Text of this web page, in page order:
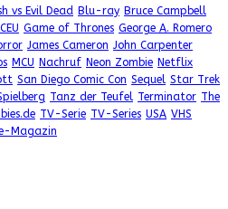
vs Evil Dead Blu-ray Bruce Campbell
Game of Thrones George A. Romero
James Cameron John Carpenter
MCU Nachruf Neon Zombie Netflix
San Diego Comic Con Sequel Star Trek
Tanz der Teufel Terminator The
TV-Serie TV-Series USA VHS
Magazin